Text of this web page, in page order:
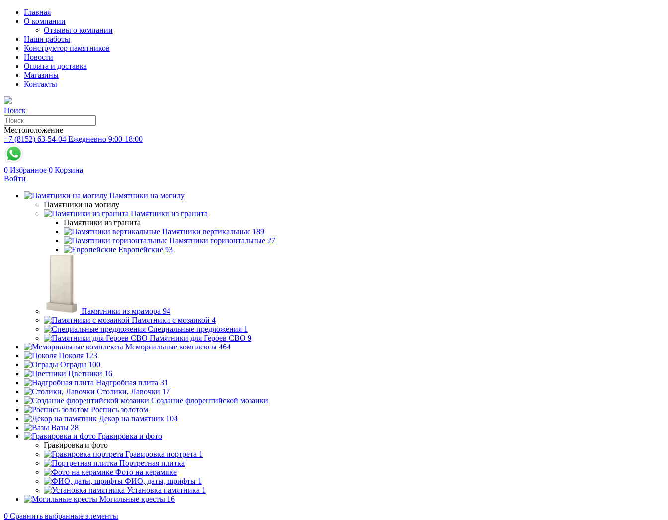
Главная
О компании
Отзывы о компании
Наши работы
Конструктор памятников
Новости
Оплата и доставка
Магазины
Контакты
Поиск
Местоположение
+7 (8152) 63-54-04 Ежедневно 9:00-18:00
0 Избранное 0 Корзина
Войти
Памятники на могилу
Памятники на могилу
Памятники из гранита
Памятники из гранита
Памятники вертикальные 189
Памятники горизонтальные 27
Европейские 93
Памятники из мрамора 94
Памятники с мозаикой 4
Специальные предложения 1
Памятники для Героев СВО 9
Мемориальные комплексы 464
Цоколя 123
Ограды 100
Цветники 16
Надгробная плита 31
Столики, Лавочки 17
Создание флорентийской мозаики
Роспись золотом
Декор на памятник 104
Вазы 28
Гравировка и фото
Гравировка и фото
Гравировка портрета 1
Портретная плитка
Фото на керамике
ФИО, даты, шрифты 1
Установка памятника 1
Могильные кресты 16
0 Сравнить выбранные элементы